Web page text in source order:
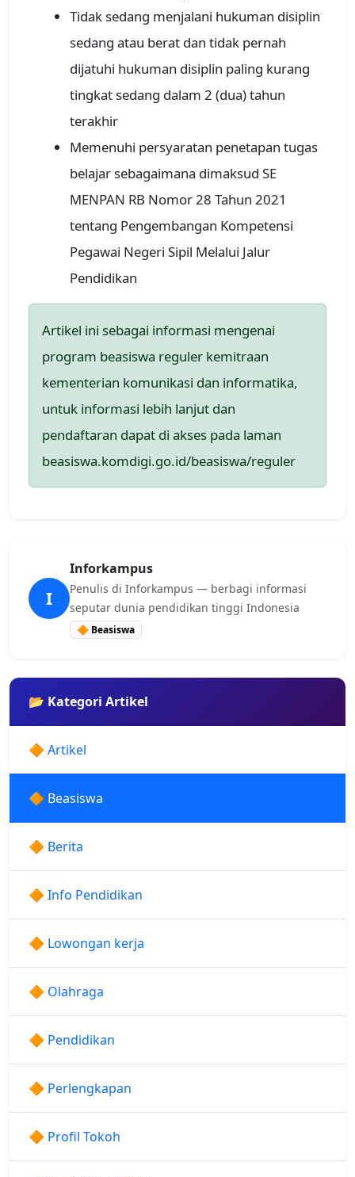
Tidak sedang menjalani hukuman disiplin
sedang atau berat dan tidak pernah
dijatuhi hukuman disiplin paling kurang
tingkat sedang dalam 2 (dua) tahun
terakhir
Memenuhi persyaratan penetapan tugas
belajar sebagaimana dimaksud SE
MENPAN RB Nomor 28 Tahun 2021
tentang Pengembangan Kompetensi
Pegawai Negeri Sipil Melalui Jalur
Pendidikan
Artikel ini sebagai informasi mengenai
program beasiswa reguler kemitraan
kementerian komunikasi dan informatika,
untuk informasi lebih lanjut dan
pendaftaran dapat di akses pada laman
beasiswa.komdigi.go.id/beasiswa/reguler
I
Inforkampus
Penulis di Inforkampus — berbagi informasi
seputar dunia pendidikan tinggi Indonesia
🔶 Beasiswa
📂 Kategori Artikel
🔶 Artikel
🔶 Beasiswa
🔶 Berita
🔶 Info Pendidikan
🔶 Lowongan kerja
🔶 Olahraga
🔶 Pendidikan
🔶 Perlengkapan
🔶 Profil Tokoh